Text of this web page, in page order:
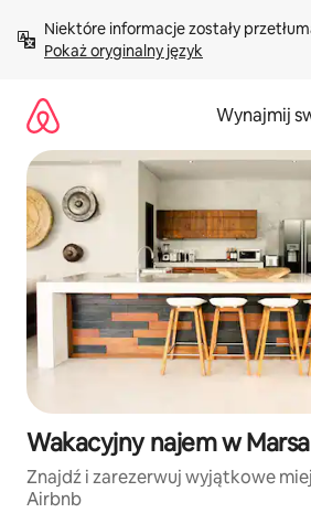
treści Pokaż oryginalny język
Wynajmij
Wakacyjny najem w
Znajdź i zarezerwuj wyjątkowe
Airbnb